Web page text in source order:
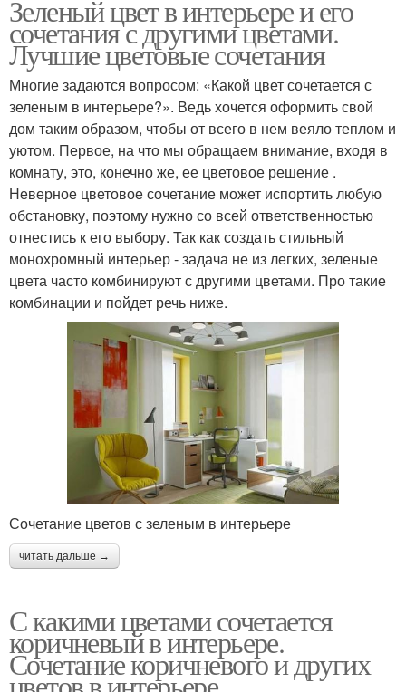
Зеленый цвет в интерьере и его
сочетания с другими цветами.
Лучшие цветовые сочетания
Многие задаются вопросом: «Какой цвет сочетается с
зеленым в интерьере?». Ведь хочется оформить свой
дом таким образом, чтобы от всего в нем веяло теплом и
уютом. Первое, на что мы обращаем внимание, входя в
комнату, это, конечно же, ее цветовое решение .
Неверное цветовое сочетание может испортить любую
обстановку, поэтому нужно со всей ответственностью
отнестись к его выбору. Так как создать стильный
монохромный интерьер - задача не из легких, зеленые
цвета часто комбинируют с другими цветами. Про такие
комбинации и пойдет речь ниже.
Сочетание цветов с зеленым в интерьере
читать дальше →
С какими цветами сочетается
коричневый в интерьере.
Сочетание коричневого и других